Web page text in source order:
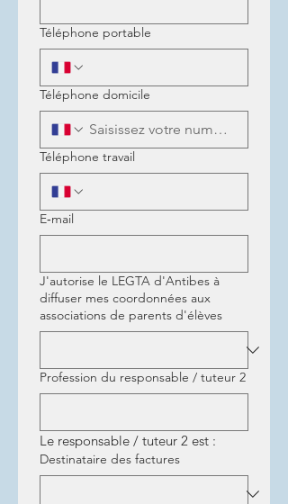
Téléphone portable
Téléphone domicile
Téléphone travail
E‑mail
J'autorise le LEGTA d'Antibes à
diffuser mes coordonnées aux
associations de parents d'élèves
Profession du responsable / tuteur 2
Le responsable / tuteur 2 est :
Destinataire des factures